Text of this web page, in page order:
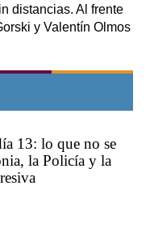
distancias. Al frente
y Valentín Olmos
13: lo que no se
la Policía y la